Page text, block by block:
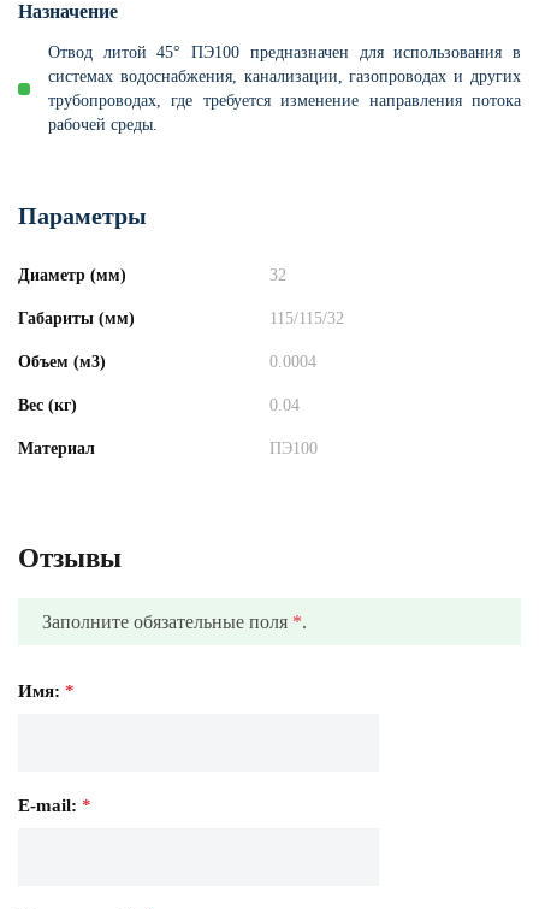
Назначение
Отвод литой 45° ПЭ100 предназначен для использования в
системах водоснабжения, канализации, газопроводах и других
трубопроводах, где требуется изменение направления потока
рабочей среды.
Параметры
Диаметр (мм) 32
Габариты (мм) 115/115/32
Объем (м3) 0.0004
Вес (кг) 0.04
Материал ПЭ100
Отзывы
Заполните обязательные поля *.
Имя: *
E-mail: *